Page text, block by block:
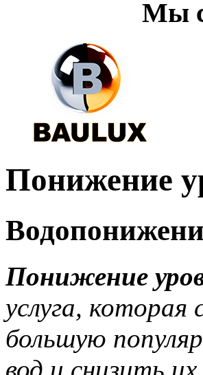
Мы
Понижение
Понижение
услуга,
большую
вод и снизить